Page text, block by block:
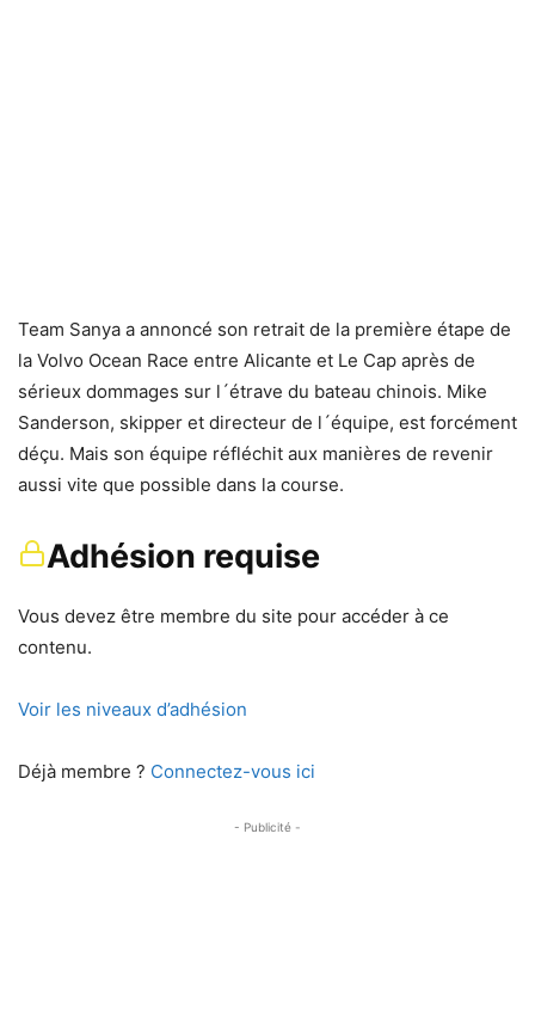
Team Sanya a annoncé son retrait de la première étape de
la Volvo Ocean Race entre Alicante et Le Cap après de
sérieux dommages sur l´étrave du bateau chinois. Mike
Sanderson, skipper et directeur de l´équipe, est forcément
déçu. Mais son équipe réfléchit aux manières de revenir
aussi vite que possible dans la course.
Adhésion requise
Vous devez être membre du site pour accéder à ce
contenu.
Voir les niveaux d’adhésion
Déjà membre ? Connectez-vous ici
- Publicité -